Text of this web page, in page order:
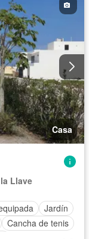
Casa
Llave
Jardín
Cancha de tenis